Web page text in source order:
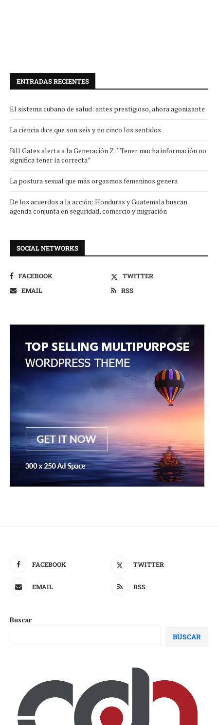
ENTRADAS RECIENTES
El sistema cubano de salud: antes prestigioso, ahora agonizante
La ciencia dice que son seis y no cinco los sentidos
Bill Gates alerta a la Generación Z: “Tener mucha información no
significa tener la correcta”
La postura sexual que más orgasmos femeninos genera
De los acuerdos a la acción: Honduras y Guatemala buscan
agenda conjunta en seguridad, comercio y migración
SOCIAL NETWORKS
FACEBOOK
TWITTER
EMAIL
RSS
FACEBOOK TWITTER
EMAIL RSS
Buscar
BUSCAR